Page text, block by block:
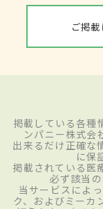
ご掲
掲載している各種
ンパニー株式会
出来るだけ正確な
に保
掲載されている医
必ず該当
当サービスによ
ク、およびミーカ